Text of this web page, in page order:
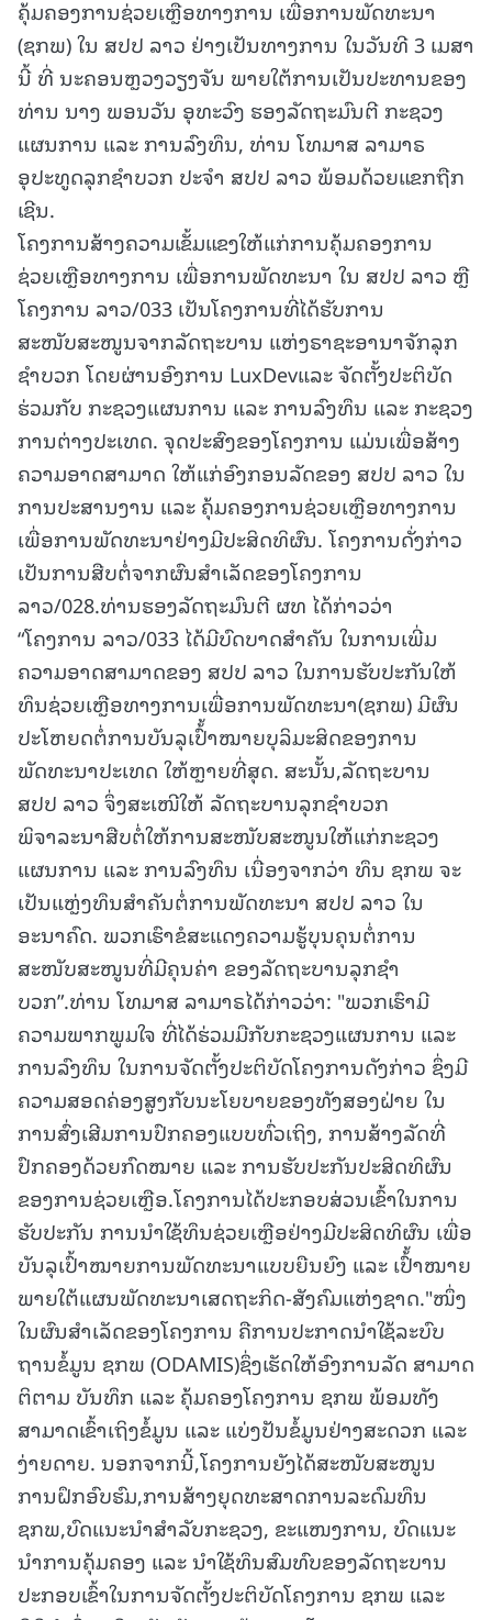
ຄຸ້ມຄອງການຊ່ວຍເຫຼືອທາງການ ເພື່ອການພັດທະນາ
(ຊກພ) ໃນ ສປປ ລາວ ຢ່າງເປັນທາງການ ໃນວັນທີ 3 ເມສາ
ນີ້ ທີ່ ນະຄອນຫຼວງວຽງຈັນ ພາຍໃຕ້ການເປັນປະທານຂອງ
ທ່ານ ນາງ ພອນວັນ ອຸທະວົງ ຮອງລັດຖະມົນຕີ ກະຊວງ
ແຜນການ ແລະ ການລົງທຶນ, ທ່ານ ໂທມາສ ລາມາຣ
ອຸປະທູດລຸກຊໍາບວກ ປະຈໍາ ສປປ ລາວ ພ້ອມດ້ວຍແຂກຖືກ
ເຊີນ.
ໂຄງການສ້າງຄວາມເຂັ້ມແຂງໃຫ້ແກ່ການຄຸ້ມຄອງການ
ຊ່ວຍເຫຼືອທາງການ ເພື່ອການພັດທະນາ ໃນ ສປປ ລາວ ຫຼື
ໂຄງການ ລາວ/033 ເປັນໂຄງການທີ່ໄດ້ຮັບການ
ສະໜັບສະໜູນຈາກລັດຖະບານ ແຫ່ງຣາຊະອານາຈັກລຸກ
ຊໍາບວກ ໂດຍຜ່ານອົງການ LuxDevແລະ ຈັດຕັ້ງປະຕິບັດ
ຮ່ວມກັບ ກະຊວງແຜນການ ແລະ ການລົງທຶນ ແລະ ກະຊວງ
ການຕ່າງປະເທດ. ຈຸດປະສົງຂອງໂຄງການ ແມ່ນເພື່ອສ້າງ
ຄວາມອາດສາມາດ ໃຫ້ແກ່ອົງກອນລັດຂອງ ສປປ ລາວ ໃນ
ການປະສານງານ ແລະ ຄຸ້ມຄອງການຊ່ວຍເຫຼືອທາງການ
ເພື່ອການພັດທະນາຢ່າງມີປະສິດທິຜົນ. ໂຄງການດັ່ງກ່າວ
ເປັນການສືບຕໍ່ຈາກຜົນສໍາເລັດຂອງໂຄງການ
ລາວ/028.ທ່ານຮອງລັດຖະມົນຕີ ຜທ ໄດ້ກ່າວວ່າ
“ໂຄງການ ລາວ/033 ໄດ້ມີບົດບາດສໍາຄັນ ໃນການເພີ່ມ
ຄວາມອາດສາມາດຂອງ ສປປ ລາວ ໃນການຮັບປະກັນໃຫ້
ທຶນຊ່ວຍເຫຼືອທາງການເພື່ອການພັດທະນາ(ຊກພ) ມີຜົນ
ປະໂຫຍດຕໍ່ການບັນລຸເປົ້້າໝາຍບຸລິມະສິດຂອງການ
ພັດທະນາປະເທດ ໃຫ້ຫຼາຍທີ່ສຸດ. ສະນັ້ນ,ລັດຖະບານ
ສປປ ລາວ ຈຶ່ງສະເໜີໃຫ້ ລັດຖະບານລຸກຊໍາບວກ
ພິຈາລະນາສືບຕໍ່ໃຫ້ການສະໜັບສະໜູນໃຫ້ແກ່ກະຊວງ
ແຜນການ ແລະ ການລົງທຶນ ເນື່ອງຈາກວ່າ ທຶນ ຊກພ ຈະ
ເປັນແຫຼ່ງທຶນສໍາຄັນຕໍ່ການພັດທະນາ ສປປ ລາວ ໃນ
ອະນາຄົດ. ພວກເຮົາຂໍສະແດງຄວາມຮູ້ບຸນຄຸນຕໍ່ການ
ສະໜັບສະໜູນທີ່ມີຄຸນຄ່າ ຂອງລັດຖະບານລຸກຊໍາ
ບວກ”.ທ່ານ ໂທມາສ ລາມາຣໄດ້ກ່າວວ່າ: "ພວກເຮົາມີ
ຄວາມພາກພູມໃຈ ທີ່ໄດ້ຮ່ວມມືກັບກະຊວງແຜນການ ແລະ
ການລົງທຶນ ໃນການຈັດຕັ້ງປະຕິບັດໂຄງການດັງກ່າວ ຊຶ່ງມີ
ຄວາມສອດຄ່ອງສູງກັບນະໂຍບາຍຂອງທັງສອງຝ່າຍ ໃນ
ການສົ່ງເສີມການປົກຄອງແບບທົ່ວເຖິງ, ການສ້າງລັດທີ່
ປົກຄອງດ້ວຍກົດໝາຍ ແລະ ການຮັບປະກັນປະສິດທິຜົນ
ຂອງການຊ່ວຍເຫຼືອ.ໂຄງການໄດ້ປະກອບສ່ວນເຂົ້າໃນການ
ຮັບປະກັນ ການນໍາໃຊ້ທຶນຊ່ວຍເຫຼືອຢ່າງມີປະສິດທິຜົນ ເພື່ອ
ບັນລຸເປົ້າໝາຍການພັດທະນາແບບຍືນຍົງ ແລະ ເປົ້້າໝາຍ
ພາຍໃຕ້ແຜນພັດທະນາເສດຖະກິດ-ສັງຄົມແຫ່ງຊາດ."ໜຶ່ງ
ໃນຜົນສໍາເລັດຂອງໂຄງການ ຄືການປະກາດນໍາໃຊ້ລະບົບ
ຖານຂໍ້ມູນ ຊກພ (ODAMIS)ຊຶ່ງເຮັດໃຫ້ອົງການລັດ ສາມາດ
ຕິຕາມ ບັນທຶກ ແລະ ຄຸ້ມຄອງໂຄງການ ຊກພ ພ້ອມທັງ
ສາມາດເຂົ້າເຖິງຂໍ້ມູນ ແລະ ແບ່ງປັນຂໍ້ມູນຢ່າງສະດວກ ແລະ
ງ່າຍດາຍ. ນອກຈາກນີ້,ໂຄງການຍັງໄດ້ສະໜັບສະໜູນ
ການຝຶກອົບຮົມ,ການສ້າງຍຸດທະສາດການລະດົມທຶນ
ຊກພ,ບົດແນະນໍາສໍາລັບກະຊວງ, ຂະແໜງການ, ບົດແນະ
ນໍາການຄຸ້ມຄອງ ແລະ ນໍາໃຊ້ທຶນສົມທົບຂອງລັດຖະບານ
ປະກອບເຂົ້າໃນການຈັດຕັ້ງປະຕິບັດໂຄງການ ຊກພ ແລະ